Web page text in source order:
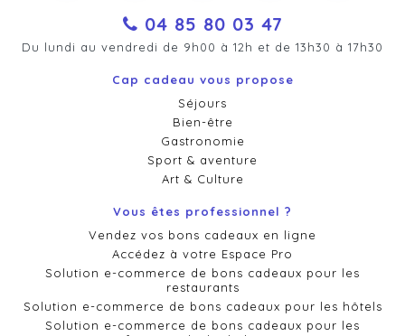
04 85 80 03 47
Du lundi au vendredi de 9h00 à 12h et de 13h30 à 17h30
Cap cadeau vous propose
Séjours
Bien-être
Gastronomie
Sport & aventure
Art & Culture
Vous êtes professionnel ?
Vendez vos bons cadeaux en ligne
Accédez à votre Espace Pro
Solution e-commerce de bons cadeaux pour les
restaurants
Solution e-commerce de bons cadeaux pour les hôtels
Solution e-commerce de bons cadeaux pour les